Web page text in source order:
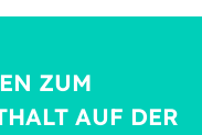
ZUM
AUF DER